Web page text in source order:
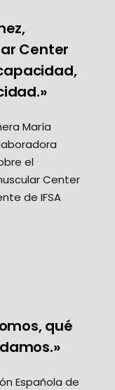
Center
María
el
Center
de IFSA
qué
Española de